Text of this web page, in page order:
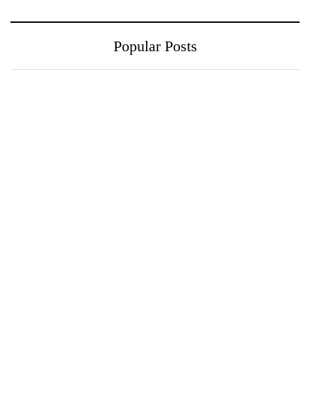
Popular Posts